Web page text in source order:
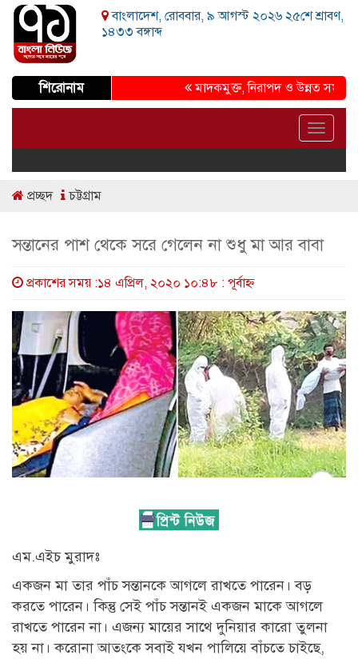
বাংলাদেশ, রোববার, ৯ আগস্ট ২০২৬ ২৫শে শ্রাবণ,
১৪৩৩ বঙ্গাব্দ
শিরোনাম মাদকমুক্ত, নিরাপদ ও উন্নত সমাজ গড়ার
Toggle
প্রচ্ছদ চট্টগ্রাম
সন্তানের পাশ থেকে সরে গেলেন না শুধু মা আর বাবা
প্রকাশের সময় :১৪ এপ্রিল, ২০২০ ১০:৪৮ : পূর্বাহ্ণ
এম.এইচ মুরাদঃ
একজন মা তার পাঁচ সন্তানকে আগলে রাখতে পারেন। বড়
করতে পারেন। কিন্তু সেই পাঁচ সন্তানই একজন মাকে আগলে
রাখতে পারেন না। এজন্য মায়ের সাথে দুনিয়ার কারো তুলনা
হয় না। করোনা আতংকে সবাই যখন পালিয়ে বাঁচতে চাইছে,